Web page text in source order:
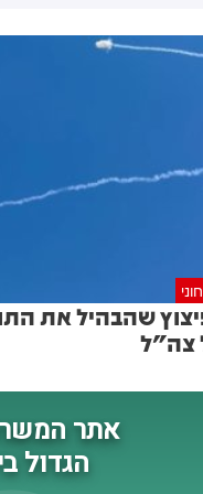
שהבהיל את
צה"ל